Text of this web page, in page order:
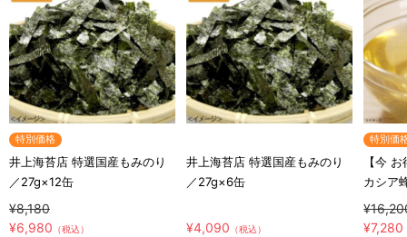
特別価格
井上海苔店 特選国産もみのり
／27g×12缶
¥8,180
¥6,980 （税込）
井上海苔店 特選国産もみのり
／27g×6缶
¥4,090 （税込）
特別価
【今
カシア
シア蜂
ト付き
¥7,280